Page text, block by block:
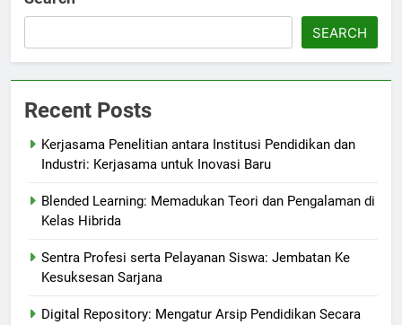
SEARCH
Recent Posts
Kerjasama Penelitian antara Institusi Pendidikan dan
Industri: Kerjasama untuk Inovasi Baru
Blended Learning: Memadukan Teori dan Pengalaman di
Kelas Hibrida
Sentra Profesi serta Pelayanan Siswa: Jembatan Ke
Kesuksesan Sarjana
Digital Repository: Mengatur Arsip Pendidikan Secara